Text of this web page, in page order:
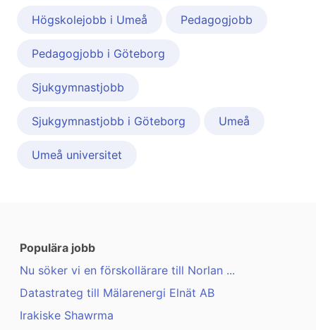
Högskolejobb i Umeå Pedagogjobb
Pedagogjobb i Göteborg
Sjukgymnastjobb
Sjukgymnastjobb i Göteborg Umeå
Umeå universitet
Populära jobb
Nu söker vi en förskollärare till Norlan ...
Datastrateg till Mälarenergi Elnät AB
Irakiske Shawrma